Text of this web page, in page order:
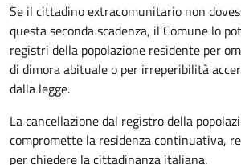
Se il cittadino extracomunitario non
questa seconda scadenza, il Comune lo
registri della popolazione residente per
di dimora abituale o per irreperibilità
dalla legge.
La cancellazione dal registro della
compromette la residenza continuativa,
per chiedere la cittadinanza italiana.